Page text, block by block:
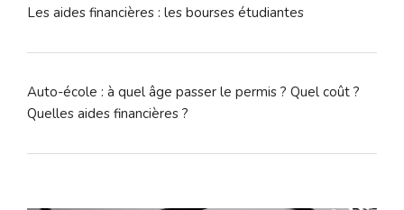
Les aides financières : les bourses étudiantes
Auto-école : à quel âge passer le permis ? Quel coût ?
Quelles aides financières ?